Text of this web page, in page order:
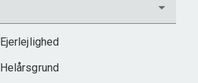
Ejerlejlighed
Helårsgrund